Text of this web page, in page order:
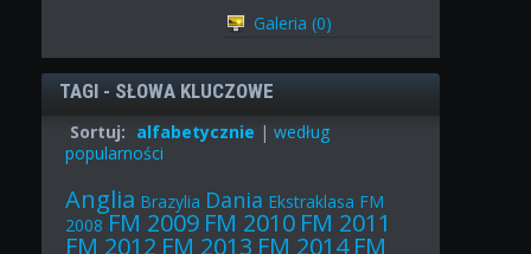
Galeria (0)
TAGI - SŁOWA KLUCZOWE
Sortuj: alfabetycznie | według
popularności
Anglia Brazylia Dania Ekstraklasa FM
2008 FM 2009 FM 2010 FM 2011
FM 2012 FM 2013 FM 2014 FM